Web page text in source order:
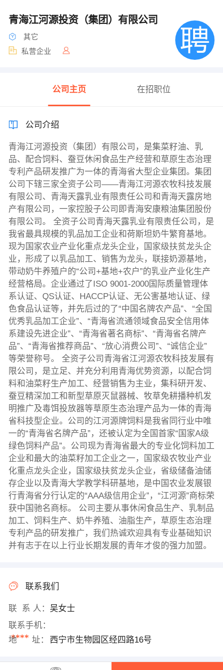
青海江河源投资（集团）有限公司
其它
私营企业
公司主页 在招职位
公司介绍
青海江河源投资（集团）有限公司，是集菜籽油、乳
品、配合饲料、蚕豆休闲食品生产经营和草原生态治理
专利产品研发推广为一体的青海省大型企业集团。集团
公司下辖三家全资子公司——青海江河源农牧科技发展
有限公司、青海天露乳业有限责任公司和青海天露房地
产有限公司，一家控股子公司即青海安康粮油集团股份
有限公司。 全资子公司青海天露乳业有限责任公司，是
我省最具规模的乳品加工企业和荷斯坦奶牛繁育基地。
现为国家农业产业化重点龙头企业，国家级扶贫龙头企
业，形成了以乳品加工、销售为龙头，联接奶源基地，
带动奶牛养殖户的“公司+基地+农户”的乳业产业化生产
经营格局。企业通过了ISO 9001-2000国际质量管理体
系认证、QS认证、HACCP认证、无公害基地认证、绿
色食品认证等，并先后过的了“中国名牌农产品”、“全国
优秀乳品加工企业”、“青海省流通领域食品安全信用体
系建设先进企业”、“青海省著名商标”、“青海省名牌产
品”、“青海省推荐商品”、“放心消费公司”、“诚信企业”
等荣誉称号。 全资子公司青海省江河源农牧科技发展有
限公司，是立足、并充分利用青海优势资源，以配合饲
料和油菜籽生产加工、经营销售为主业，集科研开发、
蚕豆精深加工和新型草原灭鼠器械、牧草免耕播种机发
明推广及毒饵投放器等草原生态治理产品为一体的青海
省科技型企业。公司的江河源牌饲料是我省同行业中唯
一的“青海省名牌产品”，还被认定为全国首家“国家A级
绿色饲料产品”。公司现为青海省最大的专业化饲料加工
企业和最大的油菜籽加工企业之一，国家级农牧业产业
化重点龙头企业，国家级扶贫龙头企业，省级储备油储
存企业以及青海大学教学科研基地，是中国农业发展银
行青海省分行认定的“AAA级信用企业”，“江河源”商标荣
获中国驰名商标。 公司主要从事休闲食品生产、乳制品
加工、饲料生产、奶牛养殖、油脂生产，草原生态治理
专利产品的研发推广，我们热诚欢迎具有专业基础知识
并有志于在以上行业长期发展的青年才俊的强力加盟。
联系我们
联 系 人： 吴女士
联系手机：
****
地 址： 西宁市生物园区经四路16号